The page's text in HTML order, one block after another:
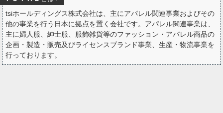
ク
tsiホールディングス株式会社は、主にアパレル関連事業およびその
他の事業を行う日本に拠点を置く会社です。アパレル関連事業は、
主に婦人服、紳士服、服飾雑貨等のファッション・アパレル商品の
企画・製造・販売及びライセンスブランド事業、生産・物流事業を
行っております。